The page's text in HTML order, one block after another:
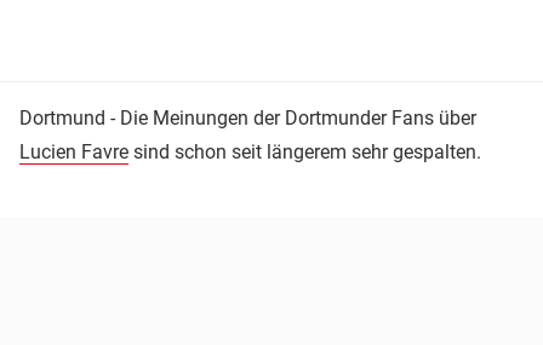
Dortmund - Die Meinungen der Dortmunder Fans über
Lucien Favre sind schon seit längerem sehr gespalten.